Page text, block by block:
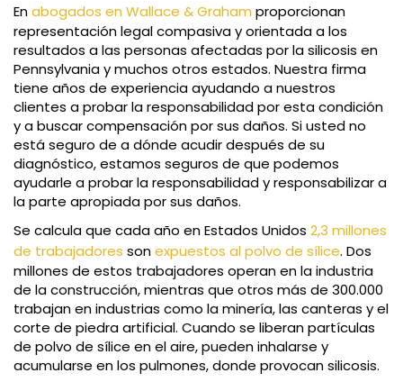
Enabogados en Wallace & Graham proporcionan
representación legal compasiva y orientada a los
resultados a las personas afectadas por la silicosis en
Pennsylvania y muchos otros estados. Nuestra firma
tiene años de experiencia ayudando a nuestros
clientes a probar la responsabilidad por esta condición
y a buscar compensación por sus daños. Si usted no
está seguro de a dónde acudir después de su
diagnóstico, estamos seguros de que podemos
ayudarle a probar la responsabilidad y responsabilizar a
la parte apropiada por sus daños.
Se calcula que cada año en Estados Unidos 2,3 millones
de trabajadores sonexpuestos al polvo de sílice. Dos
millones de estos trabajadores operan en la industria
de la construcción, mientras que otros más de 300.000
trabajan en industrias como la minería, las canteras y el
corte de piedra artificial. Cuando se liberan partículas
de polvo de sílice en el aire, pueden inhalarse y
acumularse en los pulmones, donde provocan silicosis.